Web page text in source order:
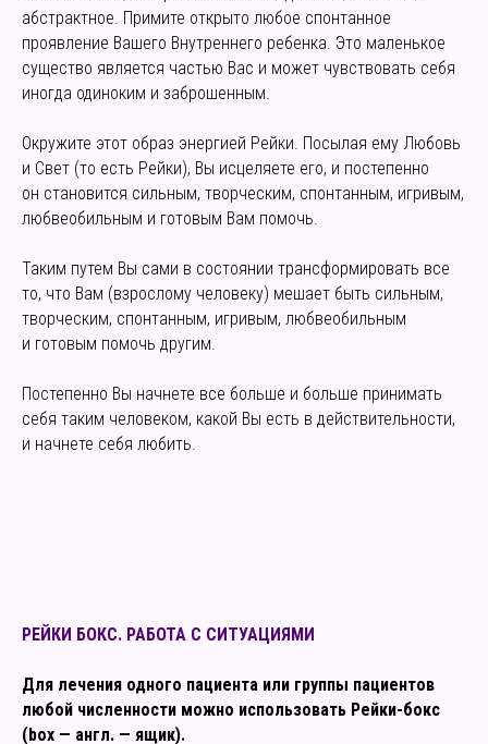
абстрактное. Примите открыто любое спонтанное
проявление Вашего Внутреннего ребенка. Это маленькое
существо является частью Вас и может чувствовать себя
иногда одиноким и заброшенным.
Окружите этот образ энергией Рейки. Посылая ему Любовь
и Свет (то есть Рейки), Вы исцеляете его, и постепенно
он становится сильным, творческим, спонтанным, игривым,
любвеобильным и готовым Вам помочь.
Таким путем Вы сами в состоянии трансформировать все
то, что Вам (взрослому человеку) мешает быть сильным,
творческим, спонтанным, игривым, любвеобильным
и готовым помочь другим.
Постепенно Вы начнете все больше и больше принимать
себя таким человеком, какой Вы есть в действительности,
и начнете себя любить.
РЕЙКИ БОКС. РАБОТА С СИТУАЦИЯМИ
Для лечения одного пациента или группы пациентов
любой численности можно использовать Рейки-бокс
(box — англ. — ящик).